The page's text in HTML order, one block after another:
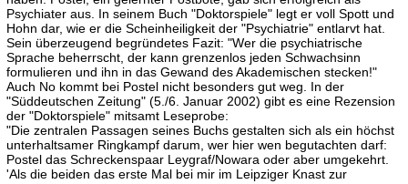
Psychiater aus. In seinem Buch "Doktorspiele" legt er voll Spott und
Hohn dar, wie er die Scheinheiligkeit der "Psychiatrie" entlarvt hat.
Sein überzeugend begründetes Fazit: "Wer die psychiatrische
Sprache beherrscht, der kann grenzenlos jeden Schwachsinn
formulieren und ihn in das Gewand des Akademischen stecken!"
Auch No kommt bei Postel nicht besonders gut weg. In der
"Süddeutschen Zeitung" (5./6. Januar 2002) gibt es eine Rezension
der "Doktorspiele" mitsamt Leseprobe:
"Die zentralen Passagen seines Buchs gestalten sich als ein höchst
unterhaltsamer Ringkampf darum, wer hier wen begutachten darf:
Postel das Schreckenspaar Leygraf/Nowara oder aber umgekehrt.
'Als die beiden das erste Mal bei mir im Leipziger Knast zur